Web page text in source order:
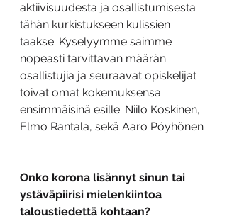
aktiivisuudesta ja osallistumisesta
tähän kurkistukseen kulissien
taakse. Kyselyymme saimme
nopeasti tarvittavan määrän
osallistujia ja seuraavat opiskelijat
toivat omat kokemuksensa
ensimmäisinä esille: Niilo Koskinen,
Elmo Rantala, sekä Aaro Pöyhönen
Onko korona lisännyt sinun tai
ystäväpiirisi mielenkiintoa
taloustiedettä kohtaan?